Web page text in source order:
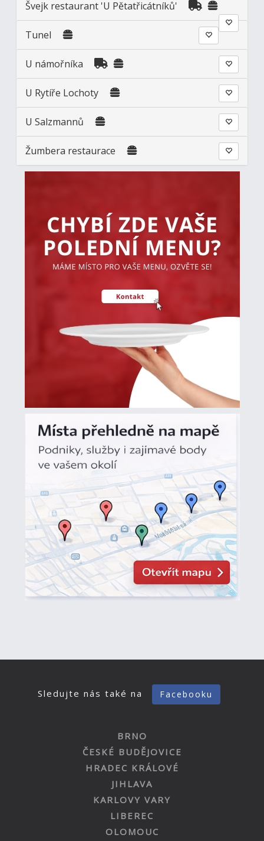
Švejk restaurant 'U Pětatřicátníků'
Tunel
U námořníka
U Rytíře Lochoty
U Salzmannů
Žumbera restaurace
Sledujte nás také na Facebooku
BRNO
ČESKÉ BUDĚJOVICE
HRADEC KRÁLOVÉ
JIHLAVA
KARLOVY VARY
LIBEREC
OLOMOUC